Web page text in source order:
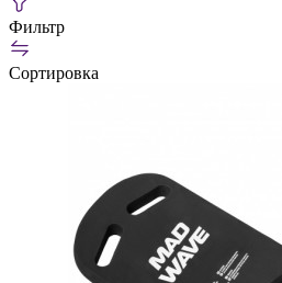
Фильтр
Сортировка